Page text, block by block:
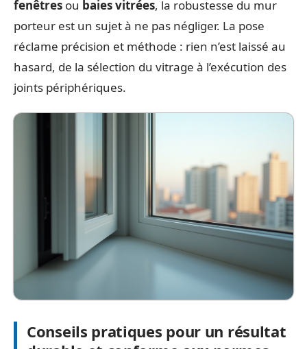
fenêtres ou baies vitrées, la robustesse du mur
porteur est un sujet à ne pas négliger. La pose
réclame précision et méthode : rien n’est laissé au
hasard, de la sélection du vitrage à l’exécution des
joints périphériques.
Conseils pratiques pour un résultat